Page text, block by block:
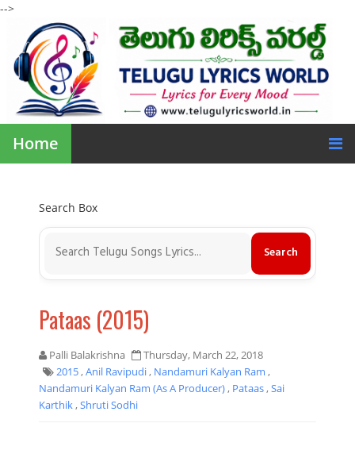
-->
Home
Search Box
Pataas (2015)
Palli Balakrishna
Thursday, March 22, 2018
2015,Anil Ravipudi, Nandamuri Kalyan Ram ,
Nandamuri Kalyan Ram (as A Producer), Pataas,Sai
Karthik,Shruti Sodhi